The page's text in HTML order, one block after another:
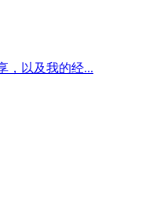
，以及我的经...